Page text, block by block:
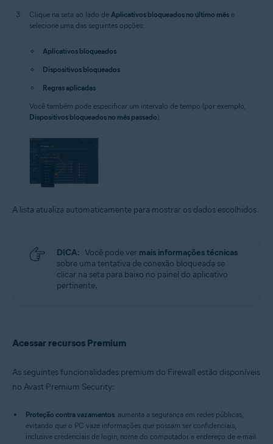
Clique na seta ao lado de Aplicativos bloqueados no último mês e
selecione uma das seguintes opções:
Aplicativos bloqueados
Dispositivos bloqueados
Regras aplicadas
Você também pode especificar um intervalo de tempo (por exemplo,
Dispositivos bloqueados no mês passado).
A lista atualiza automaticamente para mostrar os dados escolhidos.
DICA: Você pode ver mais informações técnicas
sobre uma tentativa de conexão bloqueada se
clicar na seta para baixo no painel do aplicativo
pertinente.
Acessar recursos Premium
As seguintes funcionalidades premium do Firewall estão disponíveis
no Avast Premium Security:
Proteção contra vazamentos: aumenta a segurança em redes públicas,
evitando que o PC vaze informações que possam ser confidenciais,
inclusive credenciais de login, nome do computador e endereço de e-mail.